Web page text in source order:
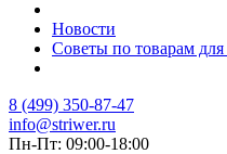
Новости
Советы по товарам для
8 (499) 350-87-47
info@striwer.ru
Пн-Пт: 09:00-18:00